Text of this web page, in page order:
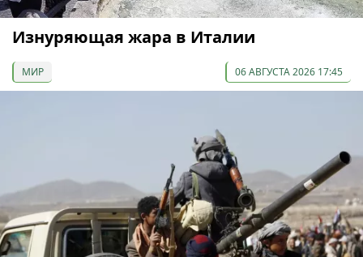
Изнуряющая жара в Италии
МИР 06 АВГУСТА 2026 17:45